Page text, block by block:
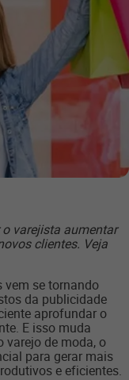
varejista aumentar
clientes. Veja
vem se tornando
da publicidade
aprofundar o
E isso muda
varejo de moda, o
para gerar mais
e eficientes.